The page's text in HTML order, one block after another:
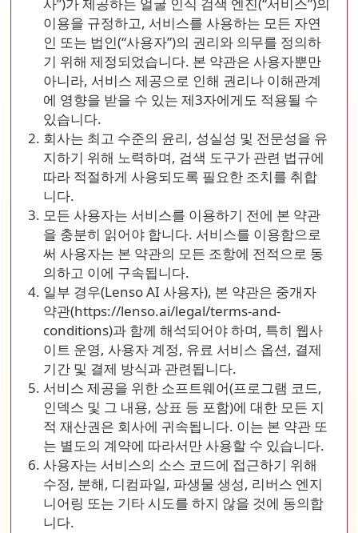
사”)가 제공하는 얼굴 인식 검색 엔진(“서비스”)의
이용을 규정하고, 서비스를 사용하는 모든 자연
인 또는 법인(“사용자”)의 권리와 의무를 정의하
기 위해 제정되었습니다. 본 약관은 사용자뿐만
아니라, 서비스 제공으로 인해 권리나 이해관계
에 영향을 받을 수 있는 제3자에게도 적용될 수
있습니다.
회사는 최고 수준의 윤리, 성실성 및 전문성을 유
지하기 위해 노력하며, 검색 도구가 관련 법규에
따라 적절하게 사용되도록 필요한 조치를 취합
니다.
모든 사용자는 서비스를 이용하기 전에 본 약관
을 충분히 읽어야 합니다. 서비스를 이용함으로
써 사용자는 본 약관의 모든 조항에 전적으로 동
의하고 이에 구속됩니다.
일부 경우(Lenso AI 사용자), 본 약관은 중개자
약관(https://lenso.ai/legal/terms-and-
conditions)과 함께 해석되어야 하며, 특히 웹사
이트 운영, 사용자 계정, 유료 서비스 옵션, 결제
기간 및 결제 방식과 관련됩니다.
서비스 제공을 위한 소프트웨어(프로그램 코드,
인덱스 및 그 내용, 상표 등 포함)에 대한 모든 지
적 재산권은 회사에 귀속됩니다. 이는 본 약관 또
는 별도의 계약에 따라서만 사용할 수 있습니다.
사용자는 서비스의 소스 코드에 접근하기 위해
수정, 분해, 디컴파일, 파생물 생성, 리버스 엔지
니어링 또는 기타 시도를 하지 않을 것에 동의합
니다.